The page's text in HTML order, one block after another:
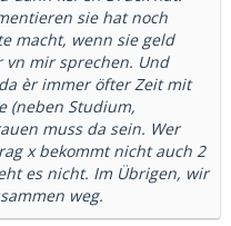
sie hat noch
macht, wenn sie geld
mir sprechen. Und
èr immer öfter Zeit mit
(neben Studium,
muss da sein. Wer
x bekommt nicht auch 2
es nicht. Im Übrigen, wir
weg.